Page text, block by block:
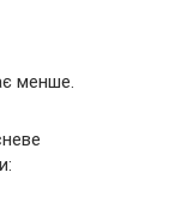
менше.